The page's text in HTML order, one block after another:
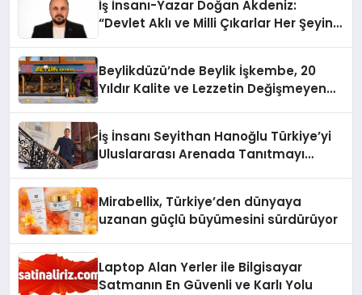
İş İnsanı-Yazar Doğan Akdeniz:
“Devlet Aklı ve Milli Çıkarlar Her Şeyin
Beylikdüzü’nde Beylik İşkembe, 20
Yıldır Kalite ve Lezzetin Değişmeyen
İş İnsanı Seyithan Hanoğlu Türkiye’yi
Uluslararası Arenada Tanıtmayı
Mirabellix, Türkiye’den dünyaya
uzanan güçlü büyümesini sürdürüyor
Laptop Alan Yerler ile Bilgisayar
Satmanın En Güvenli ve Karlı Yolu